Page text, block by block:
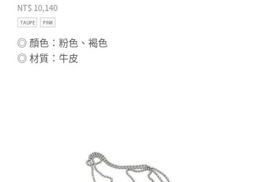
NT$ 10,140
TAUPE PINK
◎ 顏色：粉色、褐色
◎ 材質：牛皮